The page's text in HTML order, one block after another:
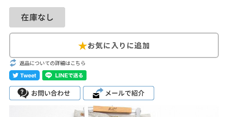
5 ラルフローレン
Search by Brandブランドから探す
ラルフ ローレン ザ・ノース・フェ
イス
返品についての詳細はこちら